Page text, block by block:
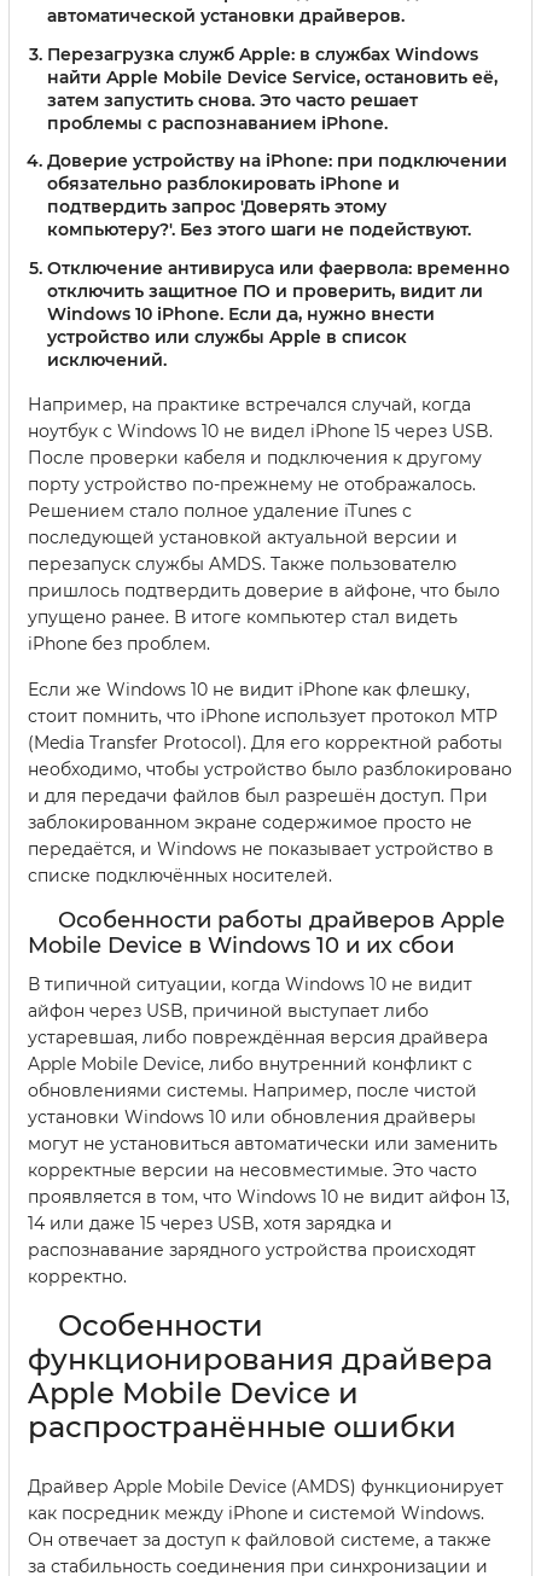
автоматической установки драйверов.
Перезагрузка служб Apple: в службах Windows
найти Apple Mobile Device Service, остановить её,
затем запустить снова. Это часто решает
проблемы с распознаванием iPhone.
Доверие устройству на iPhone: при подключении
обязательно разблокировать iPhone и
подтвердить запрос 'Доверять этому
компьютеру?'. Без этого шаги не подействуют.
Отключение антивируса или фаервола: временно
отключить защитное ПО и проверить, видит ли
Windows 10 iPhone. Если да, нужно внести
устройство или службы Apple в список
исключений.
Например, на практике встречался случай, когда
ноутбук с Windows 10 не видел iPhone 15 через USB.
После проверки кабеля и подключения к другому
порту устройство по-прежнему не отображалось.
Решением стало полное удаление iTunes с
последующей установкой актуальной версии и
перезапуск службы AMDS. Также пользователю
пришлось подтвердить доверие в айфоне, что было
упущено ранее. В итоге компьютер стал видеть
iPhone без проблем.
Если же Windows 10 не видит iPhone как флешку,
стоит помнить, что iPhone использует протокол MTP
(Media Transfer Protocol). Для его корректной работы
необходимо, чтобы устройство было разблокировано
и для передачи файлов был разрешён доступ. При
заблокированном экране содержимое просто не
передаётся, и Windows не показывает устройство в
списке подключённых носителей.
Особенности работы драйверов Apple
Mobile Device в Windows 10 и их сбои
В типичной ситуации, когда Windows 10 не видит
айфон через USB, причиной выступает либо
устаревшая, либо повреждённая версия драйвера
Apple Mobile Device, либо внутренний конфликт с
обновлениями системы. Например, после чистой
установки Windows 10 или обновления драйверы
могут не установиться автоматически или заменить
корректные версии на несовместимые. Это часто
проявляется в том, что Windows 10 не видит айфон 13,
14 или даже 15 через USB, хотя зарядка и
распознавание зарядного устройства происходят
корректно.
Особенности
функционирования драйвера
Apple Mobile Device и
распространённые ошибки
Драйвер Apple Mobile Device (AMDS) функционирует
как посредник между iPhone и системой Windows.
Он отвечает за доступ к файловой системе, а также
за стабильность соединения при синхронизации и